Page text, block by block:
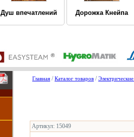
Душ впечатлений Дорожка Кнейпа
Главная /Каталог товаров /
Артикул: 15049